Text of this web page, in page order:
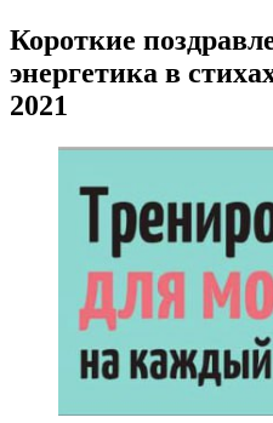
Короткие
энергетика в
2021